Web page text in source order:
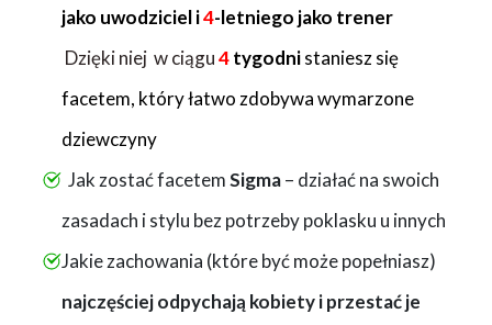
jako uwodziciel i4-letniego jako trener
Dzięki niej w ciągu4tygodnistaniesz się
facetem, który łatwo zdobywa wymarzone
dziewczyny
Jak zostać facetemSigma– działać na swoich
zasadach i stylu bez potrzeby poklasku u innych
Jakie zachowania (które być może popełniasz)
najczęściej odpychają kobiety i przestać je